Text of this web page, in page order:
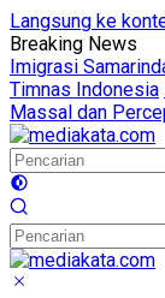
Langsung ke
Breaking News
Imigrasi
Timnas Indonesia
Massal dan